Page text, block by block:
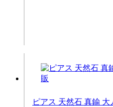
ピアス 天然石 真鍮